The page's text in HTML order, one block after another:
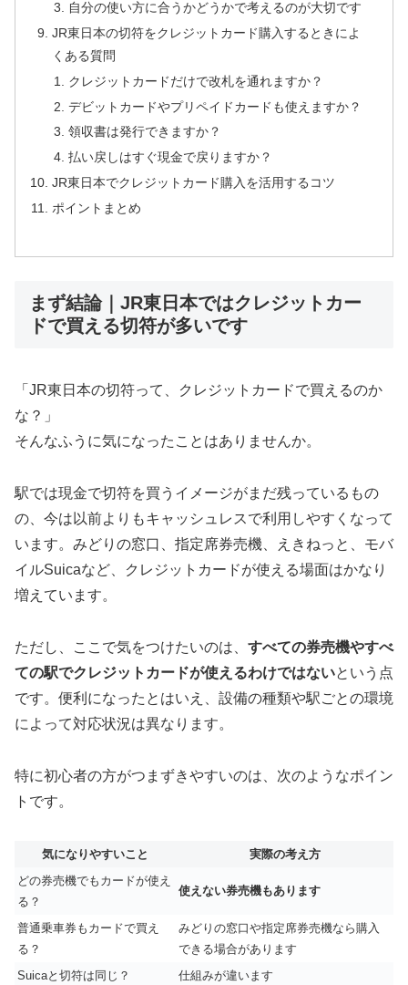
自分の使い方に合うかどうかで考えるのが大切です
JR東日本の切符をクレジットカード購入するときによ
くある質問
クレジットカードだけで改札を通れますか？
デビットカードやプリペイドカードも使えますか？
領収書は発行できますか？
払い戻しはすぐ現金で戻りますか？
JR東日本でクレジットカード購入を活用するコツ
ポイントまとめ
まず結論｜JR東日本ではクレジットカー
ドで買える切符が多いです
「JR東日本の切符って、クレジットカードで買えるのか
な？」
そんなふうに気になったことはありませんか。
駅では現金で切符を買うイメージがまだ残っているもの
の、今は以前よりもキャッシュレスで利用しやすくなって
います。みどりの窓口、指定席券売機、えきねっと、モバ
イルSuicaなど、クレジットカードが使える場面はかなり
増えています。
ただし、ここで気をつけたいのは、 すべての券売機やすべ
ての駅でクレジットカードが使えるわけではないという点
です。便利になったとはいえ、設備の種類や駅ごとの環境
によって対応状況は異なります。
特に初心者の方がつまずきやすいのは、次のようなポイン
トです。
気になりやすいこと
実際の考え方
どの券売機でもカードが使え
る？
使えない券売機もあります
普通乗車券もカードで買え
る？
みどりの窓口や指定席券売機なら購入
できる場合があります
Suicaと切符は同じ？
仕組みが違います